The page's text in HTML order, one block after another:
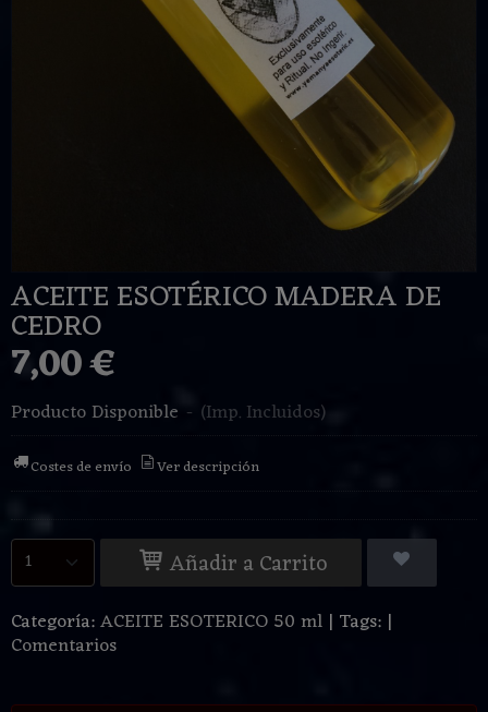
ACEITE ESOTÉRICO MADERA DE
CEDRO
7,00 €
Producto Disponible - (Imp. Incluidos)
Costes de envío Ver descripción
Añadir a Carrito
Categoría:ACEITE ESOTERICO 50 ml | Tags: |
Comentarios